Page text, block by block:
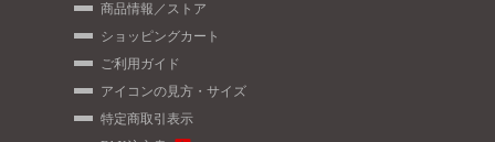
商品情報／ストア
ショッピングカート
ご利用ガイド
アイコンの見方・サイズ
特定商取引表示